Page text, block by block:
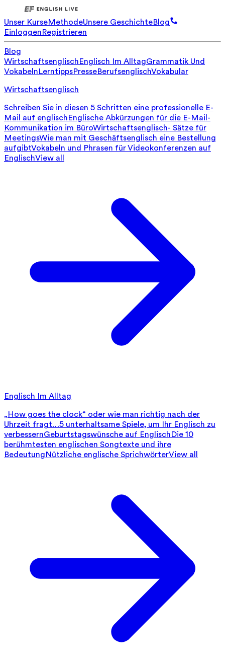
Unser KurseMethodeUnsere GeschichteBlog
EinloggenRegistrieren
Blog
WirtschaftsenglischEnglisch Im AlltagGrammatik Und
VokabelnLerntippsPresseBerufsenglischVokabular
Wirtschaftsenglisch
Schreiben Sie in diesen 5 Schritten eine professionelle E-
Mail auf englischEnglische Abkürzungen für die E-Mail-
Kommunikation im BüroWirtschaftsenglisch- Sätze für
MeetingsWie man mit Geschäftsenglisch eine Bestellung
aufgibtVokabeln und Phrasen für Videokonferenzen auf
EnglischView all
Englisch Im Alltag
„How goes the clock“ oder wie man richtig nach der
Uhrzeit fragt…5 unterhaltsame Spiele, um Ihr Englisch zu
verbessernGeburtstagswünsche auf EnglischDie 10
berühmtesten englischen Songtexte und ihre
BedeutungNützliche englische SprichwörterView all